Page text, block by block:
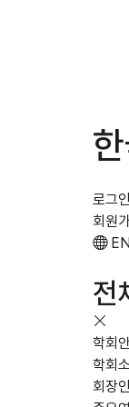
로그인
회원
EN
전
학회
학회
회장